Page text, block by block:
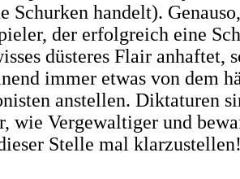
Schurken handelt).
der erfolgreich eine
düsteres Flair anhaftet,
immer etwas von dem
anstellen. Diktaturen
wie Vergewaltiger und
Stelle mal